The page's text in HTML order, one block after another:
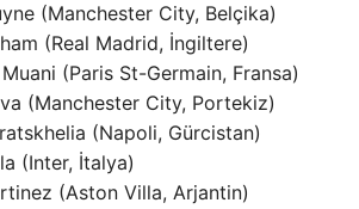
(Manchester City, Belçika)
(Real Madrid, İngiltere)
(Paris St-Germain, Fransa)
(Manchester City, Portekiz)
(Napoli, Gürcistan)
(Inter, İtalya)
(Aston Villa, Arjantin)